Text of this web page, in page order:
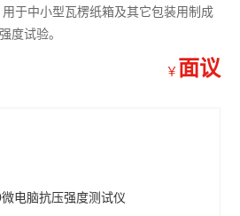
于中小型瓦楞纸箱及其它包装用制成
度试验。
￥ 面议